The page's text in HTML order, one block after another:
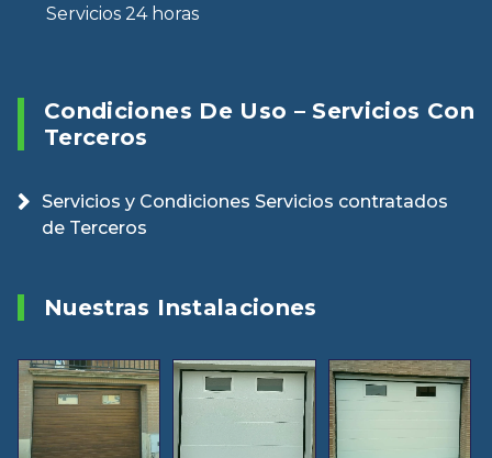
Servicios 24 horas
Condiciones De Uso – Servicios Con
Terceros
Servicios y Condiciones Servicios contratados
de Terceros
Nuestras Instalaciones